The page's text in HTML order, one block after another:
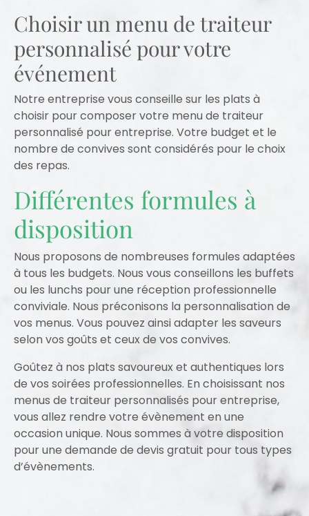
Choisir un menu de traiteur
personnalisé pour votre
événement
Notre entreprise vous conseille sur les plats à
choisir pour composer votre menu de traiteur
personnalisé pour entreprise. Votre budget et le
nombre de convives sont considérés pour le choix
des repas.
Différentes formules à
disposition
Nous proposons de nombreuses formules adaptées
à tous les budgets. Nous vous conseillons les buffets
ou les lunchs pour une réception professionnelle
conviviale. Nous préconisons la personnalisation de
vos menus. Vous pouvez ainsi adapter les saveurs
selon vos goûts et ceux de vos convives.
Goûtez à nos plats savoureux et authentiques lors
de vos soirées professionnelles. En choisissant nos
menus de traiteur personnalisés pour entreprise,
vous allez rendre votre évènement en une
occasion unique. Nous sommes à votre disposition
pour une demande de devis gratuit pour tous types
d’évènements.